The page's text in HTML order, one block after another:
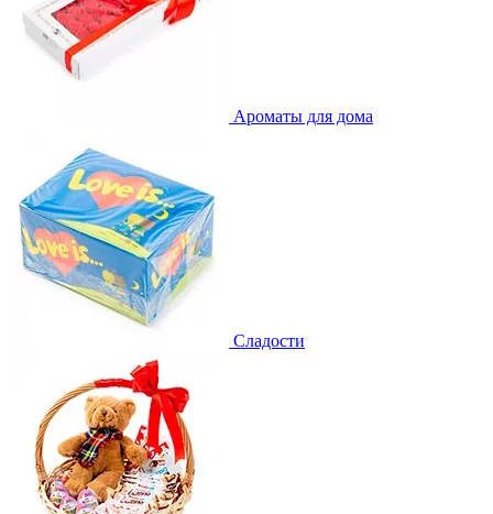
Ароматы для дома
Сладости